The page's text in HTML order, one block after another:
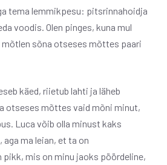
tema lemmikpesu: pitsrinnahoidja
voodis. Olen pinges, kuna mul
mõtlen sõna otseses mõttes paari
käed, riietub lahti ja läheb
otseses mõttes vaid mõni minut,
Luca võib olla minust kaks
ma leian, et ta on
pikk, mis on minu jaoks pöördeline,